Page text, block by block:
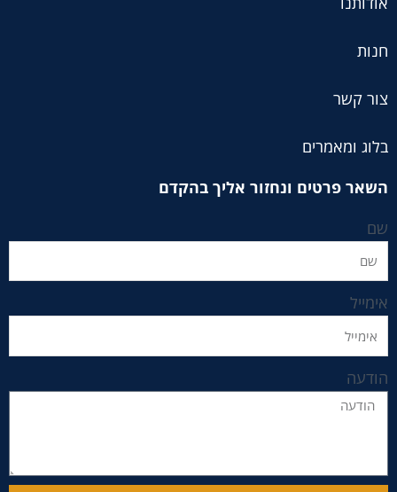
חנות
צור קשר
בלוג ומאמרים
השאר פרטים ונחזור אליך בהקדם
שם
אימייל
הודעה